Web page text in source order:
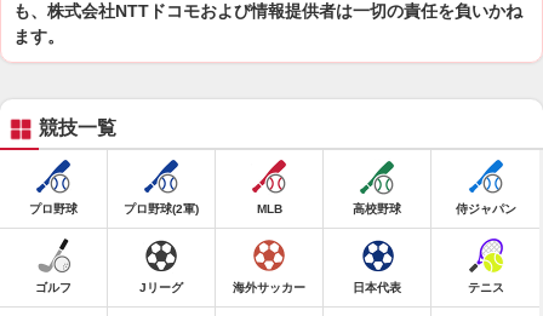
も、株式会社NTTドコモおよび情報提供者は一切の責任を負いかね
ます。
競技一覧
プロ野球 プロ野球(2軍) MLB 高校野球 侍ジャパン
ゴルフ Jリーグ 海外サッカー 日本代表 テニス